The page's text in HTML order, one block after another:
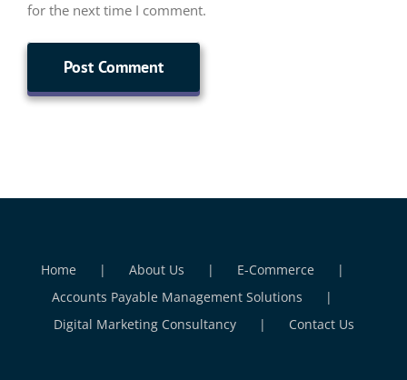
for the next time I comment.
Home About Us
E-Commerce
Accounts Payable Management Solutions
Digital Marketing Consultancy
Contact Us